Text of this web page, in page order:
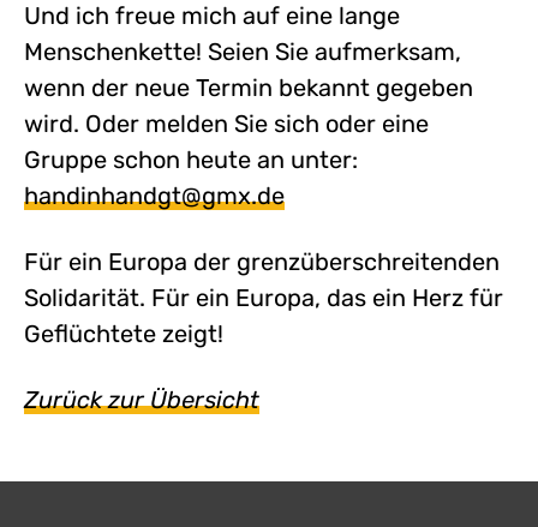
Und ich freue mich auf eine lange
Menschenkette! Seien Sie aufmerksam,
wenn der neue Termin bekannt gegeben
wird. Oder melden Sie sich oder eine
Gruppe schon heute an unter:
handinhandgt@gmx.de
Für ein Europa der grenzüberschreitenden
Solidarität. Für ein Europa, das ein Herz für
Geflüchtete zeigt!
Zurück zur Übersicht